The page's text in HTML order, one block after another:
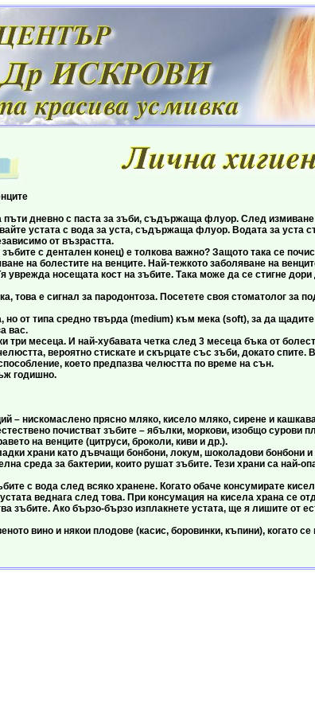
дневно с паста за зъби, съдържаща флуор. След измиване
устата с вода за уста, съдържаща флуор. Водата за уста
от възрастта.
с дентален конец) е толкова важно? Защото така се
на болестите на венците. Най-тежкото заболяване на
уврежда носещата кост на зъбите. Така може да се стигне дори
е сигнал за пародонтоза. Посетете своя стоматолог за
типа средно твърда (medium) към мека (soft), за да щадите
вас.
месеца. И най-хубавата четка след 3 месеца бъка от
вероятно стискате и скърцате със зъби, докато спите.
което предпазва челюстта по време на сън.
годишно.
нискомаслено прясно мляко, кисело мляко, сирене и
почистват зъбите – ябълки, моркови, изобщо сурови
на венците (цитруси, броколи, киви и др.).
храни като дъвчащи бонбони, локум, шоколадови бонбони и
среда за бактерии, които рушат зъбите. Тези храни са най-
вода след всяко хранене. Когато обаче консумирате
веднага след това. При консумация на кисела храна се
зъбите. Ако бързо-бързо изплакнете устата, ще я лишите от
вино и някои плодове (касис, боровинки, къпини), когато се